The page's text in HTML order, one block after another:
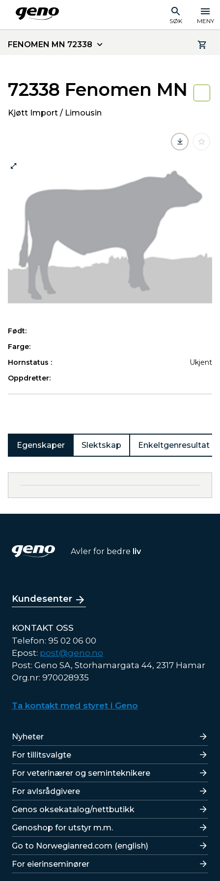
SØK MENY
FENOMEN MN 72338
72338 Fenomen MN
Kjøtt Import / Limousin
Født:
Farge:
Hornstatus :
Ukjent
Oppdretter:
Egenskaper Slektskap Enkeltgenresultat
Avler for bedre liv
Kundesenter
KONTAKT OSS
Telefon: 95 02 06 00
Epost: post@geno.no
Post: Geno SA, Storhamargata 44, 2317 Hamar
Org.nr: 970028935
Ta kontakt med styret i Geno
Lenker
Nyheter
For tillitsvalgte
For veterinærer og seminteknikere
For avlsrådgivere
Lenker
Genos oksekatalog/nettbutikk
Genoshop for utstyr m.m.
Go to Norwegianred.com (english)
For eierinseminører